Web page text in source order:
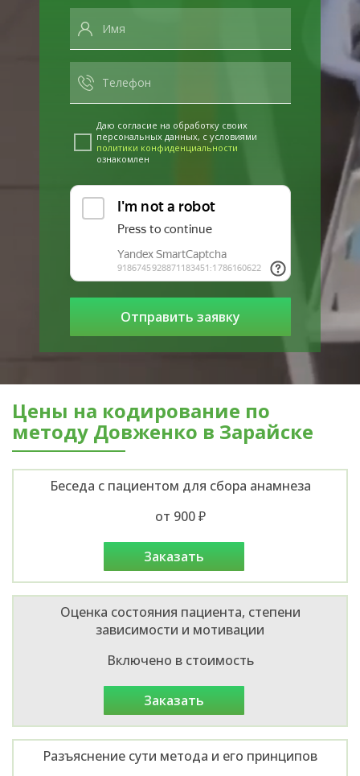
Даю согласие на обработку своих
персональных данных, с условиями
политики конфиденциальности
ознакомлен
Цены на кодирование по
методу Довженко в Зарайске
Беседа с пациентом для сбора анамнеза
от 900 ₽
заказать
Оценка состояния пациента, степени
зависимости и мотивации
Включено в стоимость
заказать
Разъяснение сути метода и его принципов